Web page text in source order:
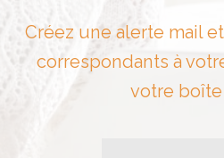
Créez une alerte mail
correspondants à
votre boîte